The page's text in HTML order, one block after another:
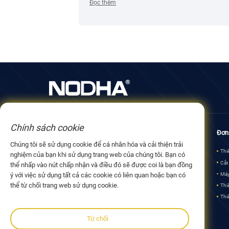
Đọc thêm
Về chúng tôi
Giới thiệu về NODHA
Đối tác công ty
Sự phát triển
Thiết bị gia công tại chỗ
Cắt & Hàn Quỹ Đạo
Máy vát ống di động
Cắt
Chính sách cookie
Chúng tôi sẽ sử dụng cookie để cá nhân hóa và cải thiện trải
nghiệm của bạn khi sử dụng trang web của chúng tôi. Bạn có
thể nhấp vào nút chấp nhận và điều đó sẽ được coi là bạn đồng
ý với việc sử dụng tất cả các cookie có liên quan hoặc bạn có
thể từ chối trang web sử dụng cookie.
Từ chối